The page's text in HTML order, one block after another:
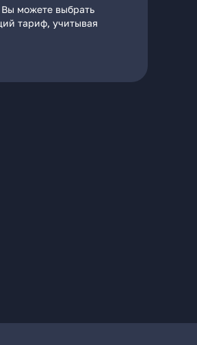
Вы можете выбрать
тариф, учитывая